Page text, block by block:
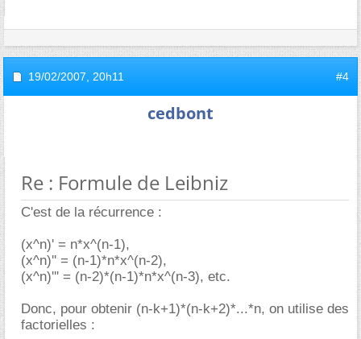
19/02/2007, 20h11 #4
cedbont
Re : Formule de Leibniz
C'est de la récurrence :
(x^n)' = n*x^(n-1),
(x^n)'' = (n-1)*n*x^(n-2),
(x^n)''' = (n-2)*(n-1)*n*x^(n-3), etc.
Donc, pour obtenir (n-k+1)*(n-k+2)*...*n, on utilise des
factorielles :